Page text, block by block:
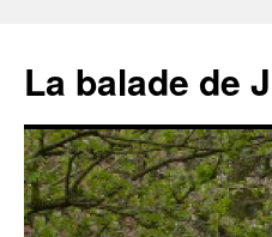
contenu
La balade de